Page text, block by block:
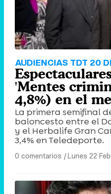
AUDIENCIAS TDT 20
'Mentes
4,8%) en el
La primera semifinal
baloncesto entre el
y el Herbalife Gran
3,4% en Teledeporte.
0 comentarios |Lunes 22